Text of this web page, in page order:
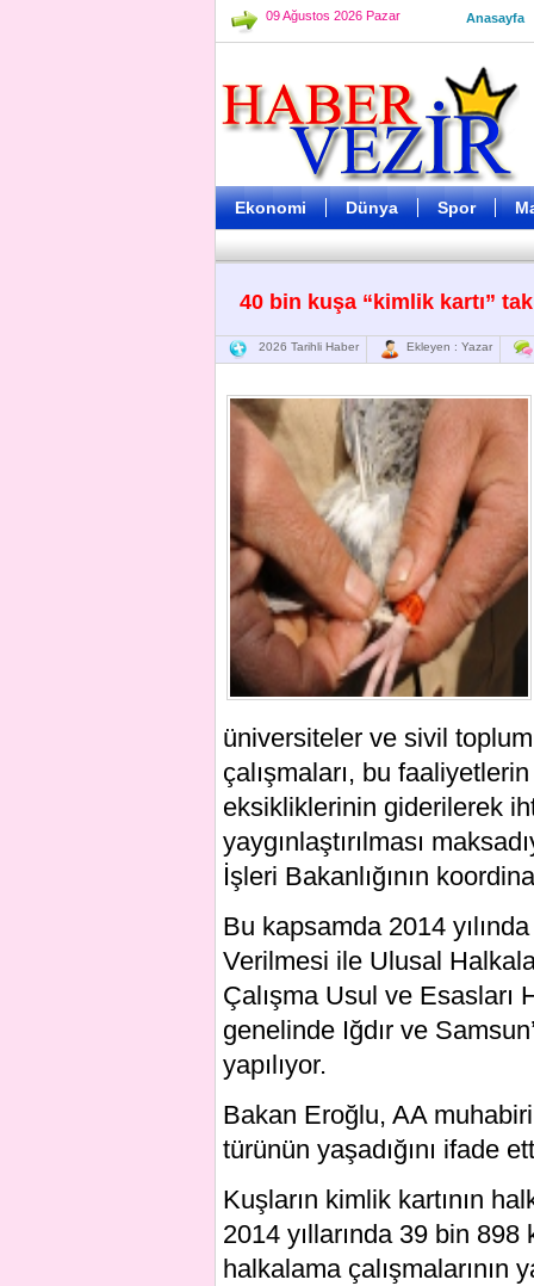
09 Ağustos 2026 Pazar Anasayfa
Ekonomi Dünya Spor
40 bin kuşa “kimlik kartı”
2026 Tarihli Haber Ekleyen : Yazar
üniversiteler ve sivil
çalışmaları, bu
eksikliklerinin giderilerek
yaygınlaştırılması
İşleri Bakanlığının
Bu kapsamda 2014
Verilmesi ile Ulusal
Çalışma Usul ve Esasları
genelinde Iğdır ve
yapılıyor.
Bakan Eroğlu, AA
türünün yaşadığını ifade
Kuşların kimlik kartının
2014 yıllarında 39 bin
halkalama çalışmalarının